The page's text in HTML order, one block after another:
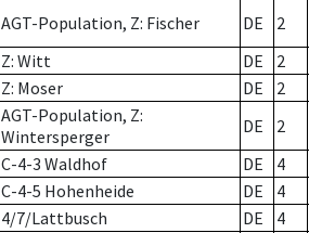
AGT-Population, Z: Fischer DE 2
Z: Witt DE 2
Z: Moser DE 2
AGT-Population, Z:
Wintersperger
DE 2
C-4-3 Waldhof DE 4
C-4-5 Hohenheide DE 4
4/7/Lattbusch DE 4